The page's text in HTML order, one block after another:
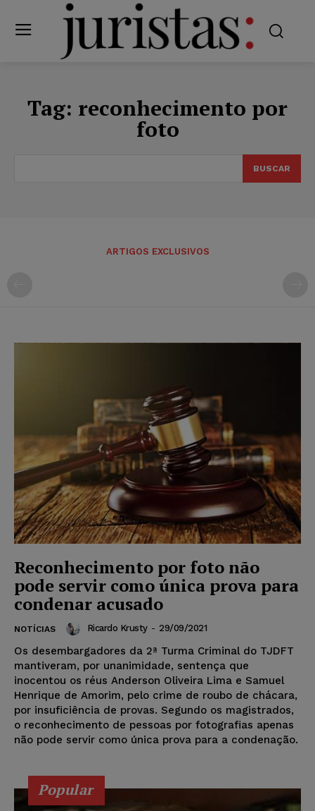
Tag: reconhecimento por
foto
BUSCAR
ARTIGOS EXCLUSIVOS
Reconhecimento por foto não
pode servir como única prova para
condenar acusado
NOTÍCIAS Ricardo Krusty - 29/09/2021
Os desembargadores da 2ª Turma Criminal do TJDFT
mantiveram, por unanimidade, sentença que
inocentou os réus Anderson Oliveira Lima e Samuel
Henrique de Amorim, pelo crime de roubo de chácara,
por insuficiência de provas. Segundo os magistrados,
o reconhecimento de pessoas por fotografias apenas
não pode servir como única prova para a condenação.
Popular